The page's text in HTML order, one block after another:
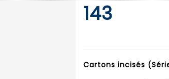
143
Cartons incisés